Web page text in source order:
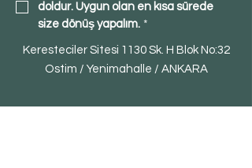
doldur. Uygun olan en kısa sürede
size dönüş yapalım. *
Keresteciler Sitesi 1130 Sk. H Blok No:32
Ostim / Yenimahalle / ANKARA